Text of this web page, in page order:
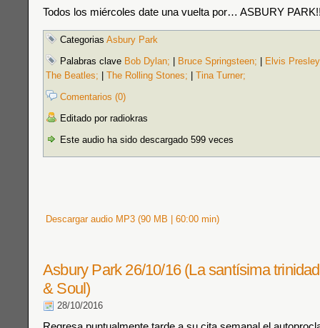
Todos los miércoles date una vuelta por… ASBURY
Categorias Asbury Park
Palabras clave Bob Dylan; Bruce Springsteen;
Elvis
The Beatles;
The Rolling Stones;
Tina Turner;
Comentarios (0)
Editado por radiokras
Este audio ha sido descargado 599 veces
Descargar audio MP3 (90 MB | 60:00 min)
Asbury Park 26/10/16 (La santísima
& Soul)
28/10/2016